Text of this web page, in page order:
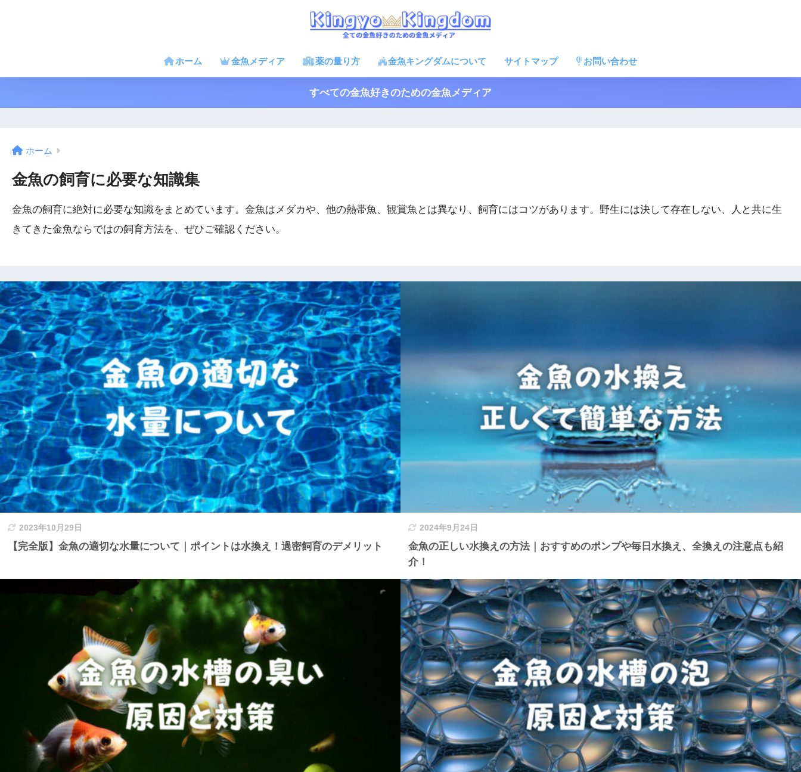
ホーム 金魚メディア 薬の量り方 金魚キングダムについて サイトマップ お問い合わせ
すべての金魚好きのための金魚メディア
ホーム
金魚の飼育に必要な知識集
金魚の飼育に絶対に必要な知識をまとめています。金魚はメダカや、他の熱帯魚、観賞魚とは異なり、飼育にはコツがあります。野生には決して存在しない、人と共に生
きてきた金魚ならではの飼育方法を、ぜひご確認ください。
2023年10月29日
【完全版】金魚の適切な水量について｜ポイントは水換え！過密飼育のデメリット
2024年9月24日
金魚の正しい水換えの方法｜おすすめのポンプや毎日水換え、全換えの注意点も紹
介！